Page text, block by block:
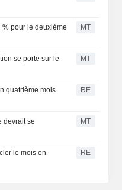
pour le deuxième
MT
se porte sur le
MT
quatrième mois
RE
devrait se
MT
le mois en
RE